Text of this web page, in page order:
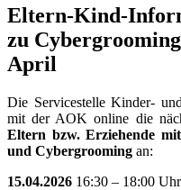
Eltern-Kind-
zu
April
Die Servicestelle Kinder-
mit der AOK online die
Eltern bzw. Erziehende
und Cybergrooming an:
15.04.2026 16:30 – 18:00 Uhr